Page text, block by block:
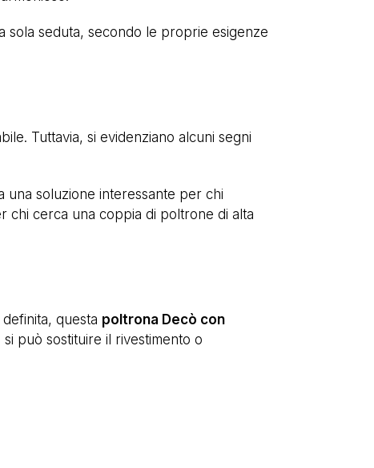
sola seduta, secondo le proprie esigenze
Tuttavia, si evidenziano alcuni segni
una soluzione interessante per chi
chi cerca una coppia di poltrone di alta
questa poltrona Decò con
può sostituire il rivestimento o